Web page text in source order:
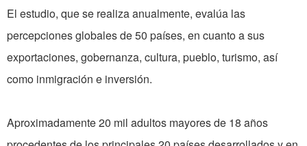
El estudio, que se realiza anualmente, evalúa las
percepciones globales de 50 países, en cuanto a sus
exportaciones, gobernanza, cultura, pueblo, turismo, así
como inmigración e inversión.
Aproximadamente 20 mil adultos mayores de 18 años